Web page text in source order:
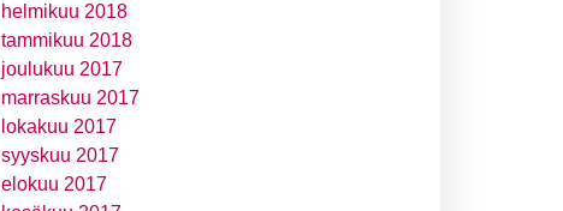
helmikuu 2018
tammikuu 2018
joulukuu 2017
marraskuu 2017
lokakuu 2017
syyskuu 2017
elokuu 2017